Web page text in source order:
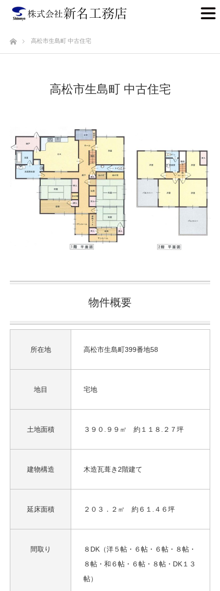
ホーム高松市生島町 中古住宅
高松市生島町 中古住宅
物件概要
所在地 高松市生島町399番地58
地目 宅地
土地面積 ３９０.９９㎡ 約１１８.２７坪
建物構造 木造瓦葺き2階建て
延床面積 ２０３．２㎡ 約６１.４６坪
間取り
８DK（洋５帖・６帖・６帖・８帖・
８帖・和６帖・６帖・８帖・DK１３
帖）